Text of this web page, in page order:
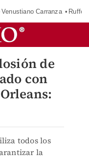
Venustiano Carranza Ruffo
de
con
todos los
la